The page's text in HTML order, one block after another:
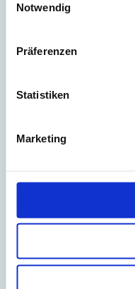
Notwendig
Präferenzen
Statistiken
Marketing
MS Direct benötigt die
abmelden. Informationen zum